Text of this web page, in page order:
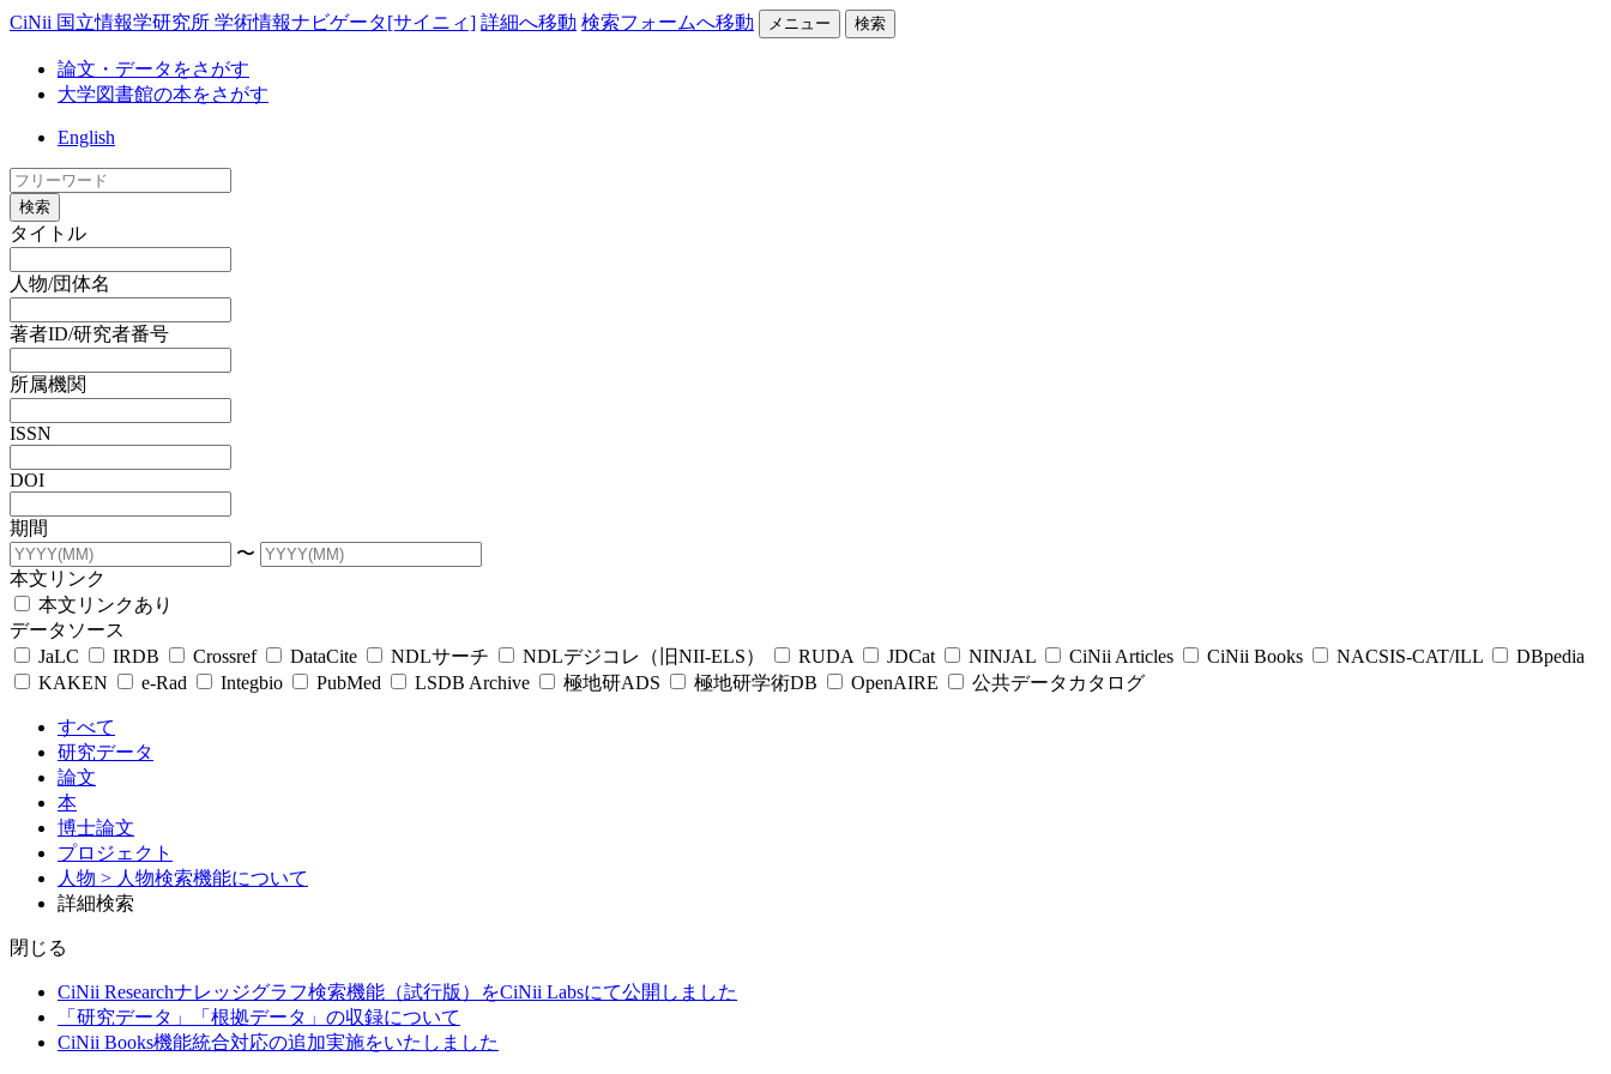
CiNii 国立情報学研究所 学術情報ナビゲータ[サイニィ] 詳細へ移動 検索フォームへ移動 メニュー 検索
論文・データをさがす
大学図書館の本をさがす
English
検索
タイトル
人物/団体名
著者ID/研究者番号
所属機関
ISSN
DOI
期間
〜
本文リンク
本文リンクあり
データソース
JaLC
IRDB Crossref DataCite NDLサーチ NDLデジコレ（旧NII-ELS） RUDA JDCat NINJAL CiNii Articles CiNii Books NACSIS-CAT/ILL
DBpedia
KAKEN
e-Rad Integbio PubMed LSDB Archive 極地研ADS 極地研学術DB OpenAIRE 公共データカタログ
すべて
研究データ
論文
本
博士論文
プロジェクト
人物 > 人物検索機能について
詳細検索
閉じる
CiNii Researchナレッジグラフ検索機能（試行版）をCiNii Labsにて公開しました
「研究データ」「根拠データ」の収録について
CiNii Books機能統合対応の追加実施をいたしました